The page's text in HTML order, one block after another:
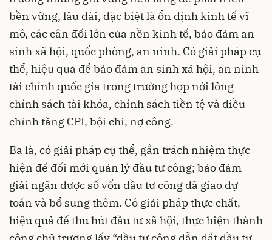
bền vững, lâu dài, đặc biệt là ổn định kinh tế vĩ
mô, các cân đối lớn của nền kinh tế, bảo đảm an
sinh xã hội, quốc phòng, an ninh. Có giải pháp cụ
thể, hiệu quả để bảo đảm an sinh xã hội, an ninh
tài chính quốc gia trong trường hợp nới lỏng
chính sách tài khóa, chính sách tiền tệ và điều
chỉnh tăng CPI, bội chi, nợ công.
Ba là, có giải pháp cụ thể, gắn trách nhiệm thực
hiện để đổi mới quản lý đầu tư công; bảo đảm
giải ngân được số vốn đầu tư công đã giao dự
toán và bổ sung thêm. Có giải pháp thực chất,
hiệu quả để thu hút đầu tư xã hội, thực hiện thành